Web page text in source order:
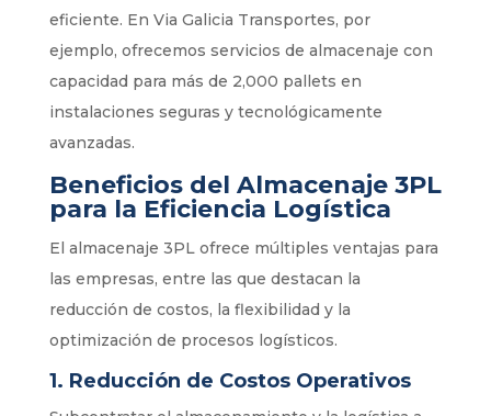
eficiente. En Via Galicia Transportes, por
ejemplo, ofrecemos servicios de almacenaje con
capacidad para más de 2,000 pallets en
instalaciones seguras y tecnológicamente
avanzadas.
Beneficios del Almacenaje 3PL
para la Eficiencia Logística
El almacenaje 3PL ofrece múltiples ventajas para
las empresas, entre las que destacan la
reducción de costos, la flexibilidad y la
optimización de procesos logísticos.
1. Reducción de Costos Operativos